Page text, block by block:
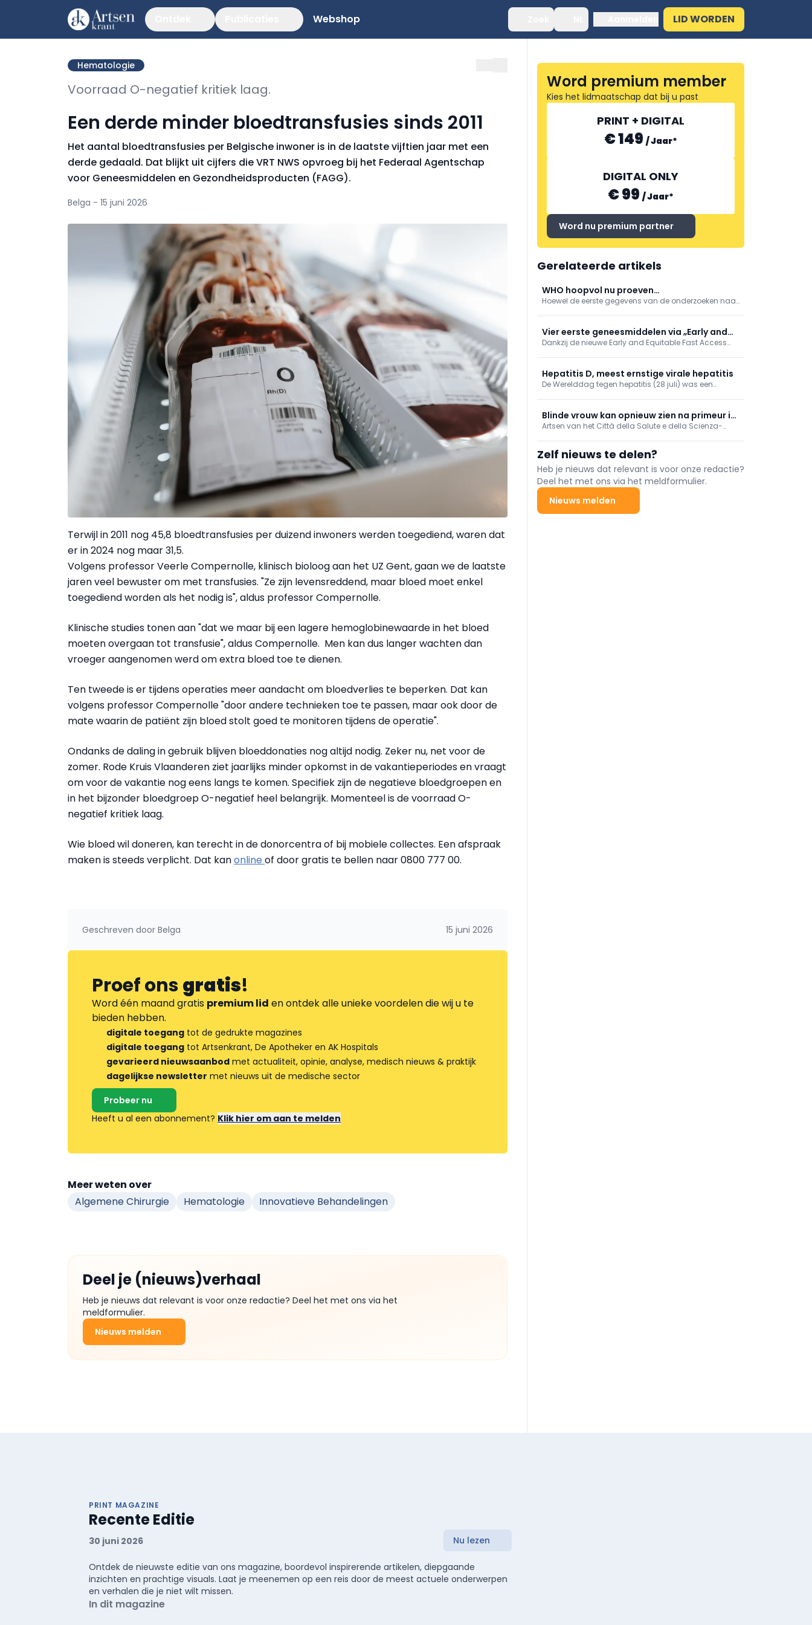
Webshop LID WORDEN
Hematologie
Voorraad O-negatief kritiek laag.
Een derde minder bloedtransfusies sinds 2011
Het aantal bloedtransfusies per Belgische inwoner is in de laatste vijftien jaar met een
derde gedaald. Dat blijkt uit cijfers die VRT NWS opvroeg bij het Federaal Agentschap
voor Geneesmiddelen en Gezondheidsproducten (FAGG).
Belga - 15 juni 2026
Terwijl in 2011 nog 45,8 bloedtransfusies per duizend inwoners werden toegediend, waren dat
er in 2024 nog maar 31,5.
Volgens professor Veerle Compernolle, klinisch bioloog aan het UZ Gent, gaan we de laatste
jaren veel bewuster om met transfusies. "Ze zijn levensreddend, maar bloed moet enkel
toegediend worden als het nodig is", aldus professor Compernolle.
Klinische studies tonen aan "dat we maar bij een lagere hemoglobinewaarde in het bloed
moeten overgaan tot transfusie", aldus Compernolle. Men kan dus langer wachten dan
vroeger aangenomen werd om extra bloed toe te dienen.
Ten tweede is er tijdens operaties meer aandacht om bloedverlies te beperken. Dat kan
volgens professor Compernolle "door andere technieken toe te passen, maar ook door de
mate waarin de patiënt zijn bloed stolt goed te monitoren tijdens de operatie".
Ondanks de daling in gebruik blijven bloeddonaties nog altijd nodig. Zeker nu, net voor de
zomer. Rode Kruis Vlaanderen ziet jaarlijks minder opkomst in de vakantieperiodes en vraagt
om voor de vakantie nog eens langs te komen. Specifiek zijn de negatieve bloedgroepen en
in het bijzonder bloedgroep O-negatief heel belangrijk. Momenteel is de voorraad O-
negatief kritiek laag.
Wie bloed wil doneren, kan terecht in de donorcentra of bij mobiele collectes. Een afspraak
maken is steeds verplicht. Dat kanonline of door gratis te bellen naar 0800 777 00.
Geschreven door Belga 15 juni 2026
Proef onsgratis!
Word één maand gratis premium lid en ontdek alle unieke voordelen die wij u te
bieden hebben.
digitale toegang tot de gedrukte magazines
digitale toegang tot Artsenkrant, De Apotheker en AK Hospitals
gevarieerd nieuwsaanbod met actualiteit, opinie, analyse, medisch nieuws & praktijk
dagelijkse newsletter met nieuws uit de medische sector
Probeer nu
Heeft u al een abonnement? Klik hier om aan te melden
Meer weten over
Algemene Chirurgie
Hematologie Innovatieve Behandelingen
Deel je (nieuws)verhaal
Heb je nieuws dat relevant is voor onze redactie? Deel het met ons via het
meldformulier.
Nieuws melden
Word premium member
Kies het lidmaatschap dat bij u past
PRINT + DIGITAL
€ 149 /Jaar*
DIGITAL ONLY
€ 99 /Jaar*
Word nu premium partner
Gerelateerde artikels
WHO hoopvol nu proeven
met geneesmiddelen van start gaan
Hoewel de eerste gegevens van de onderzoeken naar
maanden duren voor die beschikbaar zijn voor de
getroffenen. Dat liet de
Wereldgezondheidsorganisatie (WHO) dinsdag
weten.
Vier eerste geneesmiddelen via „Early and
Equitable Access“
Dankzij de nieuwe Early and Equitable Fast Access
vier geneesmiddelen vallen onder de oncologie,
maar één ervan is bestemd voor de nefrologie.
Hepatitis D, meest ernstige virale hepatitis
De Werelddag tegen hepatitis (28 juli) was een
oorzaken is van levercirrose en leverkanker.
Blinde vrouw kan opnieuw zien na primeur in
Italiaans ziekenhuis
Artsen van het Città della Salute e della Scienza-
getransplanteerd.
Zelf nieuws te delen?
Heb je nieuws dat relevant is voor onze redactie?
Deel het met ons via het meldformulier.
Nieuws melden
PRINT MAGAZINE
Recente Editie
30 juni 2026 Nu lezen
Ontdek de nieuwste editie van ons magazine, boordevol inspirerende artikelen, diepgaande
inzichten en prachtige visuals. Laat je meenemen op een reis door de meest actuele onderwerpen
en verhalen die je niet wilt missen.
In dit magazine